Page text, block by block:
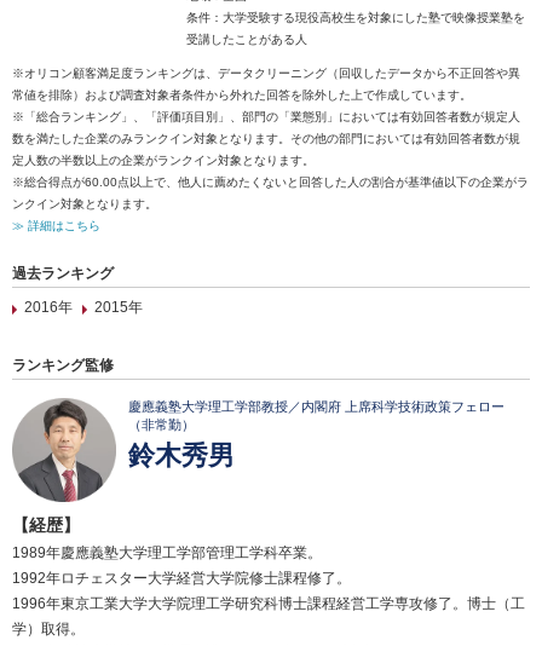
条件：大学受験する現役高校生を対象にした塾で映像授業塾を
受講したことがある人
※オリコン顧客満足度ランキングは、データクリーニング（回収したデータから不正回答や異
常値を排除）および調査対象者条件から外れた回答を除外した上で作成しています。
※「総合ランキング」、「評価項目別」、部門の「業態別」においては有効回答者数が規定人
数を満たした企業のみランクイン対象となります。その他の部門においては有効回答者数が規
定人数の半数以上の企業がランクイン対象となります。
※総合得点が60.00点以上で、他人に薦めたくないと回答した人の割合が基準値以下の企業がラ
ンクイン対象となります。
≫ 詳細はこちら
過去ランキング
2016年
2015年
ランキング監修
慶應義塾大学理工学部教授／内閣府 上席科学技術政策フェロー
（非常勤）
鈴木秀男
【経歴】
1989年慶應義塾大学理工学部管理工学科卒業。
1992年ロチェスター大学経営大学院修士課程修了。
1996年東京工業大学大学院理工学研究科博士課程経営工学専攻修了。博士（工
学）取得。